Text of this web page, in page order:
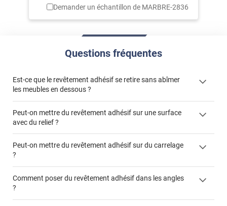
Demander un échantillon de MARBRE-2836
Questions fréquentes
Est-ce que le revêtement adhésif se retire sans abîmer
les meubles en dessous ?
colle
Peut-on mettre du revêtement adhésif sur une surface
avec du relief ?
Peut-on mettre du revêtement adhésif sur du carrelage
?
Comment poser du revêtement adhésif dans les angles
?